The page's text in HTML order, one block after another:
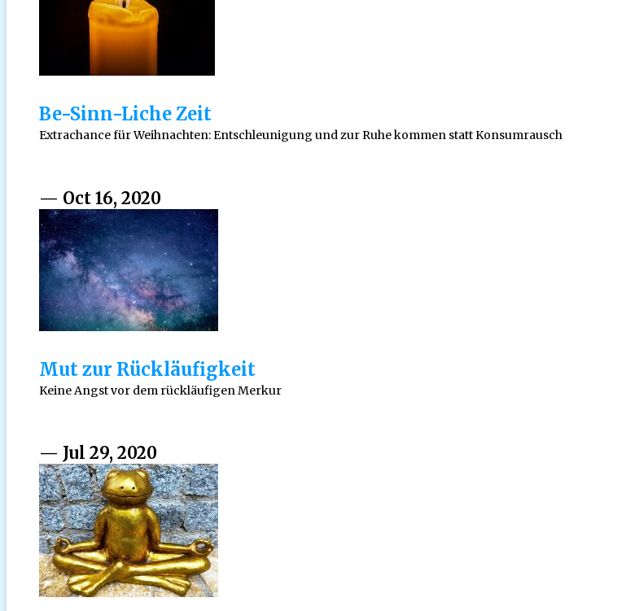
Be-Sinn-Liche Zeit
Extrachance für Weihnachten: Entschleunigung und zur Ruhe kommen statt Konsumrausch
— Oct 16, 2020
Mut zur Rückläufigkeit
Keine Angst vor dem rückläufigen Merkur
— Jul 29, 2020